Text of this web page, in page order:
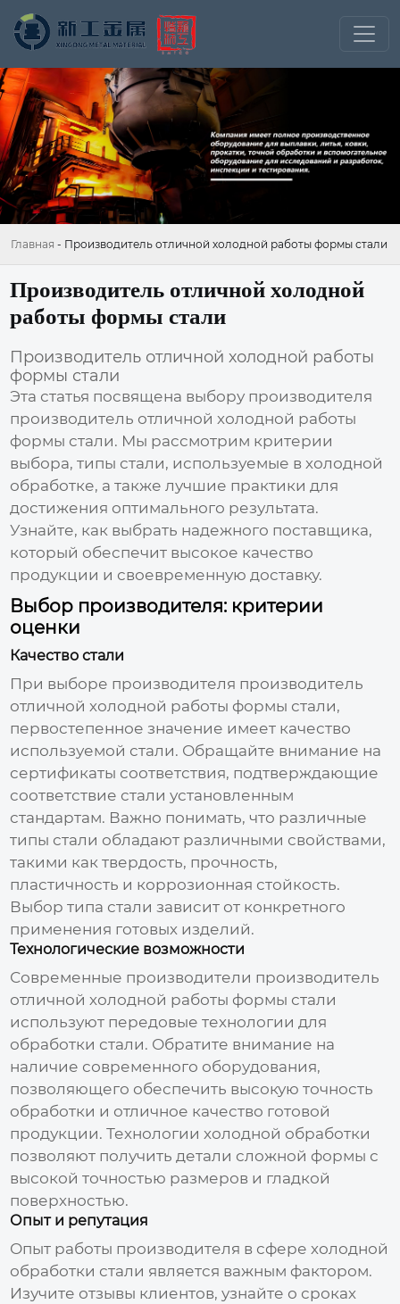
Главная - Производитель отличной холодной работы формы стали
Производитель отличной холодной
работы формы стали
Производитель отличной холодной работы
формы стали
Эта статья посвящена выбору производителя
производитель отличной холодной работы
формы стали. Мы рассмотрим критерии
выбора, типы стали, используемые в холодной
обработке, а также лучшие практики для
достижения оптимального результата.
Узнайте, как выбрать надежного поставщика,
который обеспечит высокое качество
продукции и своевременную доставку.
Выбор производителя: критерии
оценки
Качество стали
При выборе производителя производитель
отличной холодной работы формы стали,
первостепенное значение имеет качество
используемой стали. Обращайте внимание на
сертификаты соответствия, подтверждающие
соответствие стали установленным
стандартам. Важно понимать, что различные
типы стали обладают различными свойствами,
такими как твердость, прочность,
пластичность и коррозионная стойкость.
Выбор типа стали зависит от конкретного
применения готовых изделий.
Технологические возможности
Современные производители производитель
отличной холодной работы формы стали
используют передовые технологии для
обработки стали. Обратите внимание на
наличие современного оборудования,
позволяющего обеспечить высокую точность
обработки и отличное качество готовой
продукции. Технологии холодной обработки
позволяют получить детали сложной формы с
высокой точностью размеров и гладкой
поверхностью.
Опыт и репутация
Опыт работы производителя в сфере холодной
обработки стали является важным фактором.
Изучите отзывы клиентов, узнайте о сроках